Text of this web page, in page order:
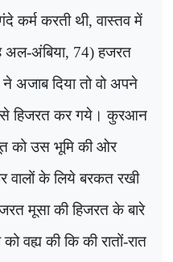
कर्म करती थी,वास्तव में
अल-अंबिया, 74)हजरत
अजाब दिया तो वो अपने
हिजरत कर गये। कुरआन
को उस भूमि की ओर
वालों के लिये बरकत रखी
मूसा की हिजरत के बारे
वह्य की कि की रातों-रात